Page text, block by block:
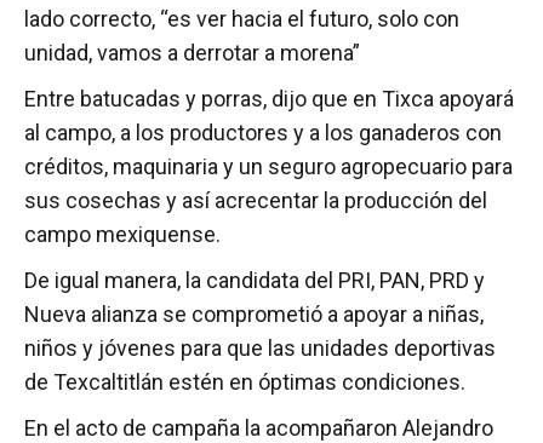
lado correcto, “es ver hacia el futuro, solo con
unidad, vamos a derrotar a morena”
Entre batucadas y porras, dijo que en Tixca apoyará
al campo, a los productores y a los ganaderos con
créditos, maquinaria y un seguro agropecuario para
sus cosechas y así acrecentar la producción del
campo mexiquense.
De igual manera, la candidata del PRI, PAN, PRD y
Nueva alianza se comprometió a apoyar a niñas,
niños y jóvenes para que las unidades deportivas
de Texcaltitlán estén en óptimas condiciones.
En el acto de campaña la acompañaron Alejandro